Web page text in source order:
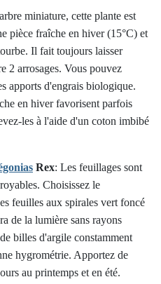
miniature, cette plante est
pièce fraîche en hiver (15°C) et
Il fait toujours laisser
2 arrosages. Vous pouvez
apports d'engrais biologique.
en hiver favorisent parfois
les à l'aide d'un coton imbibé
Rex: Les feuillages sont
Choisissez le
feuilles aux spirales vert foncé
de la lumière sans rayons
billes d'argile constamment
hygrométrie. Apportez de
au printemps et en été.